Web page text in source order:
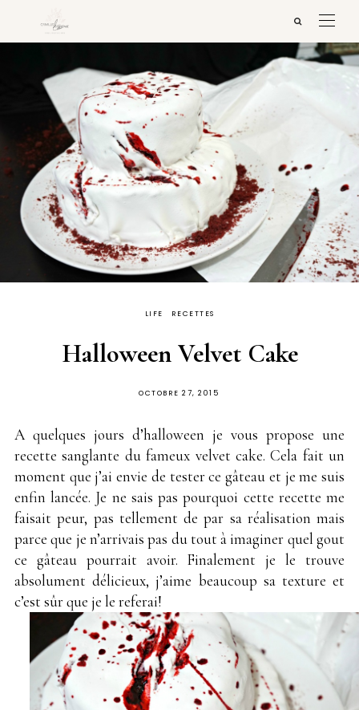
LIFE RECETTES
Halloween Velvet Cake
PUBLIÉ
OCTOBRE 27, 2015
A quelques jours d’halloween je vous propose une
recette sanglante du fameux velvet cake. Cela fait un
moment que j’ai envie de tester ce gâteau et je me suis
enfin lancée. Je ne sais pas pourquoi cette recette me
faisait peur, pas tellement de par sa réalisation mais
parce que je n’arrivais pas du tout à imaginer quel gout
ce gâteau pourrait avoir. Finalement je le trouve
absolument délicieux, j’aime beaucoup sa texture et
c’est sûr que je le referai!